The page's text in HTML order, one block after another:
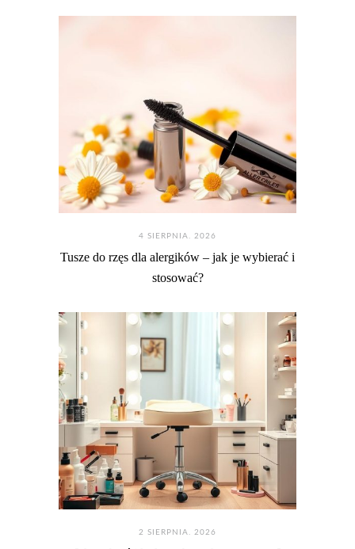
4 SIERPNIA. 2026
Tusze do rzęs dla alergików – jak je wybierać i
stosować?
2 SIERPNIA. 2026